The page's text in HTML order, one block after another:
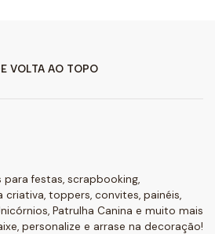
VOLTA AO TOPO
festas, scrapbooking,
criativa, toppers, convites, painéis,
Patrulha Canina e muito mais
personalize e arrase na decoração!